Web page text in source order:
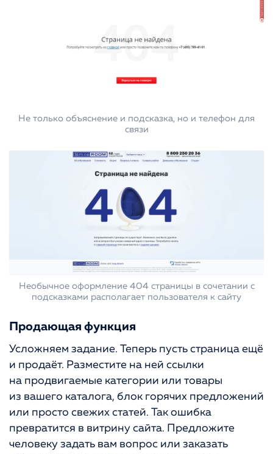
Не только объяснение и подсказка, но и телефон для
связи
Необычное оформление 404 страницы в сочетании с
подсказками располагает пользователя к сайту
Продающая функция
Усложняем задание. Теперь пусть страница ещё
и продаёт. Разместите на ней ссылки
на продвигаемые категории или товары
из вашего каталога, блок горячих предложений
или просто свежих статей. Так ошибка
превратится в витрину сайта. Предложите
человеку задать вам вопрос или заказать